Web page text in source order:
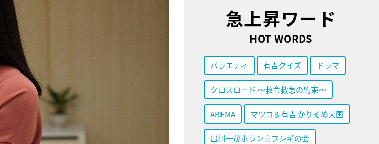
急上昇ワード
HOT WORDS
バラエティ 有吉クイズ ドラマ
クロスロード ～救命救急の約束～
ABEMA マツコ＆有吉 かりそめ天国
出川一茂ホラン☆フシギの会